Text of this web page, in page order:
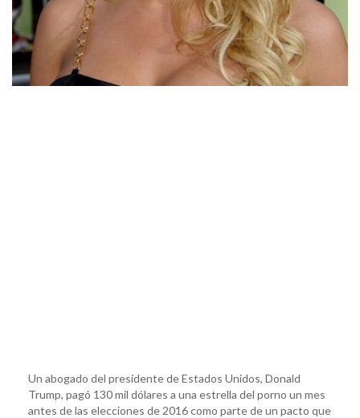
Un abogado del presidente de Estados Unidos, Donald
Trump, pagó 130 mil dólares a una estrella del porno un mes
antes de las elecciones de 2016 como parte de un pacto que